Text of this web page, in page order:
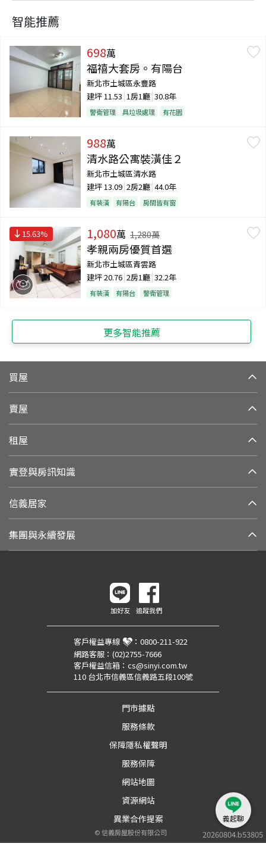
智能推薦
698萬
福禧大套房。有陽台
新北市土城區永豐路
建坪11.53 1房1廳 30.8年
警衛管理 具垃圾處理 有花園
988萬
清水路公寓裝潢佳２
新北市土城區清水路
建坪13.09 2房2廳 44.0年
有裝潢 有陽台 房間皆有窗
15.63% 1,080萬 1,280萬
孝親兩房優質首選
新北市土城區青雲路
建坪20.76 2房1廳 32.2年
有裝潢 有陽台 警衛管理
更多智能推薦
買屋
賣屋
租屋
實登與房訊知識
信義居家
集團與永續發展
20260804.b53805
加好友 追蹤我們
客戶權益專線 ： 0800-211-922
網路客服： (02)2755-7666
客戶權益信箱： cs@sinyi.com.tw
110 台北市信義區信義路五段100號
門市據點
服務條款
保障隱私權聲明
服務保障
網站地圖
資源網站
異業合作提案
©信義房屋股份有限公司
義起聊